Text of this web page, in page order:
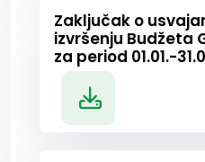
Zaključak o
izvršenju Budžeta
za period 01.01.-